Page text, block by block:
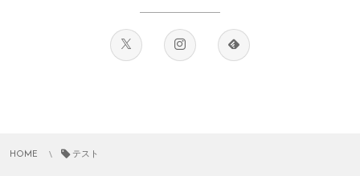
HOME テスト